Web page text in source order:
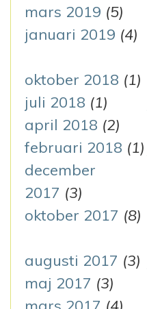
mars 2019 (5)
januari 2019 (4)
oktober 2018 (1)
juli 2018 (1)
april 2018 (2)
februari 2018 (1)
december
2017 (3)
oktober 2017 (8)
augusti 2017 (3)
maj 2017 (3)